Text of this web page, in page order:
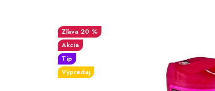
20 %
Akcia
Tip
Výpredaj